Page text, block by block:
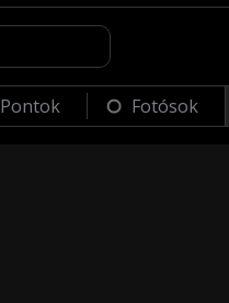
Pontok Fotósok